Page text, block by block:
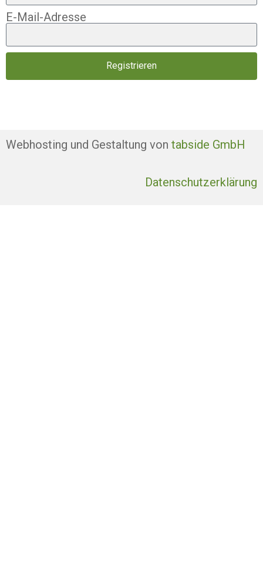
E-Mail-Adresse
Registrieren
Webhosting und Gestaltung von tabside GmbH
Datenschutzerklärung